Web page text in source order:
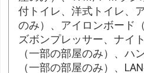
付トイレ、洋式トイレ、
のみ）、アイロンボード
ズボンプレッサー、ナイ
（一部の部屋のみ）、ハ
（一部の部屋のみ）、